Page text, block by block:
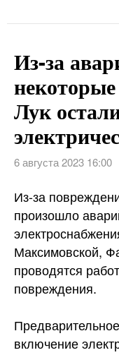
Из-за
Лук
6 августа 2023 16:00
Из-за
произошло
Максимовской,
проводятся
повреждения.
включение